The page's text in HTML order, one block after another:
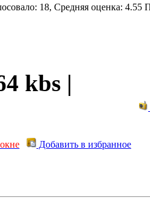
18, Средняя оценка: 4.55
kbs |
Добавить в избранное